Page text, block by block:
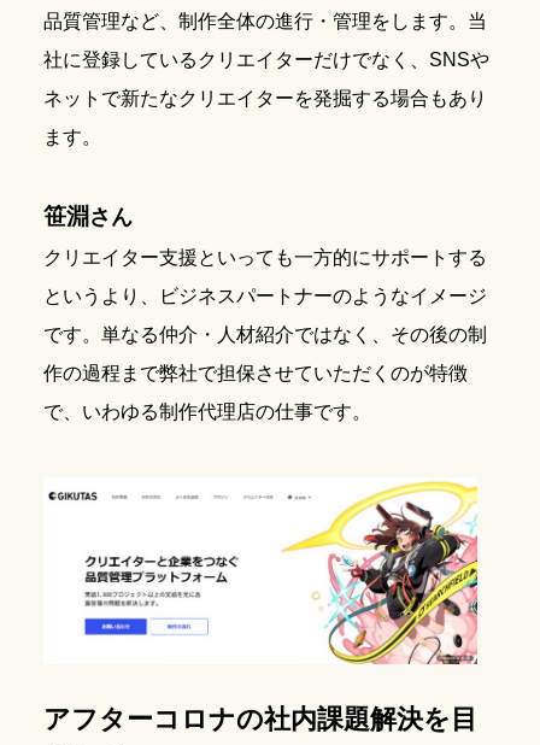
品質管理など、制作全体の進行・管理をします。当
社に登録しているクリエイターだけでなく、SNSや
ネットで新たなクリエイターを発掘する場合もあり
ます。
笹淵 さん
クリエイター支援といっても一方的にサポートする
というより、ビジネスパートナーのようなイメージ
です。単なる仲介・人材紹介ではなく、その後の制
作の過程まで弊社で担保させていただくのが特徴
で、いわゆる制作代理店の仕事です。
アフターコロナの社内課題解決を目